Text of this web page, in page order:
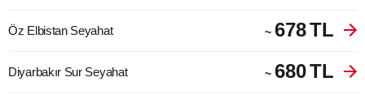
Öz Elbistan Seyahat ~ 678TL
Diyarbakır Sur Seyahat ~ 680TL